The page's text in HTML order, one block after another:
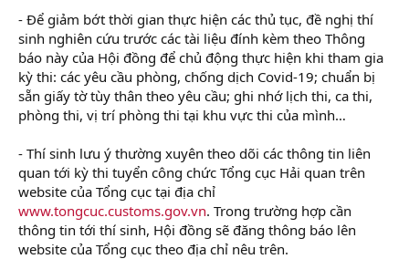
- Để giảm bớt thời gian thực hiện các thủ tục, đề nghị thí
sinh nghiên cứu trước các tài liệu đính kèm theo Thông
báo này của Hội đồng để chủ động thực hiện khi tham gia
kỳ thi: các yêu cầu phòng, chống dịch Covid-19; chuẩn bị
sẵn giấy tờ tùy thân theo yêu cầu; ghi nhớ lịch thi, ca thi,
phòng thi, vị trí phòng thi tại khu vực thi của mình…
- Thí sinh lưu ý thường xuyên theo dõi các thông tin liên
quan tới kỳ thi tuyển công chức Tổng cục Hải quan trên
website của Tổng cục tại địa chỉ
www.tongcuc.customs.gov.vn. Trong trường hợp cần
thông tin tới thí sinh, Hội đồng sẽ đăng thông báo lên
website của Tổng cục theo địa chỉ nêu trên.